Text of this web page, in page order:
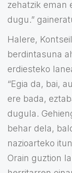
zehatzik eman
dugu.”
Halere,
berdintasuna
erdiesteko
“Egia da, bai,
ere bada,
dugula.
behar dela,
nazioarteko
Orain guztion